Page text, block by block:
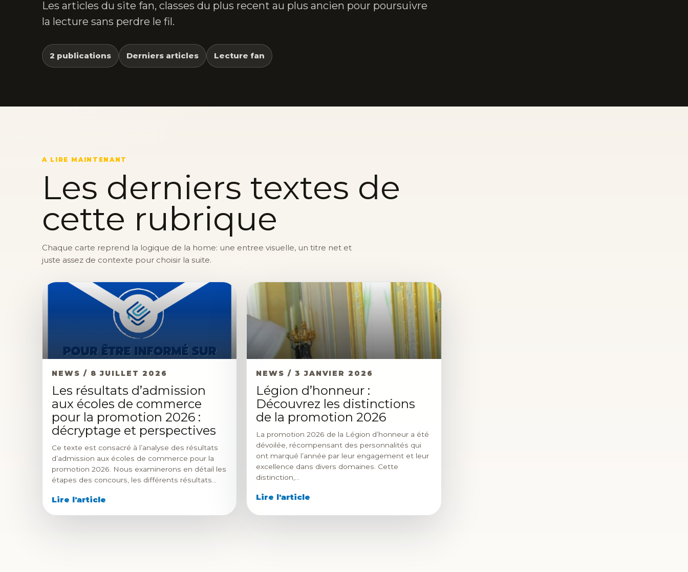
Les articles du site fan, classes du plus recent au plus ancien pour poursuivre
la lecture sans perdre le fil.
2 publications Derniers articles Lecture fan
A LIRE MAINTENANT
Les derniers textes de
cette rubrique
Chaque carte reprend la logique de la home: une entree visuelle, un titre net et
juste assez de contexte pour choisir la suite.
NEWS / 8 JUILLET 2026
Les résultats d’admission
aux écoles de commerce
pour la promotion 2026 :
décryptage et perspectives
Ce texte est consacré à l’analyse des résultats
d’admission aux écoles de commerce pour la
promotion 2026. Nous examinerons en détail les
étapes des concours, les différents résultats…
Lire l'article
NEWS / 3 JANVIER 2026
Légion d’honneur :
Découvrez les distinctions
de la promotion 2026
La promotion 2026 de la Légion d’honneur a été
dévoilée, récompensant des personnalités qui
ont marqué l’année par leur engagement et leur
excellence dans divers domaines. Cette
distinction,…
Lire l'article